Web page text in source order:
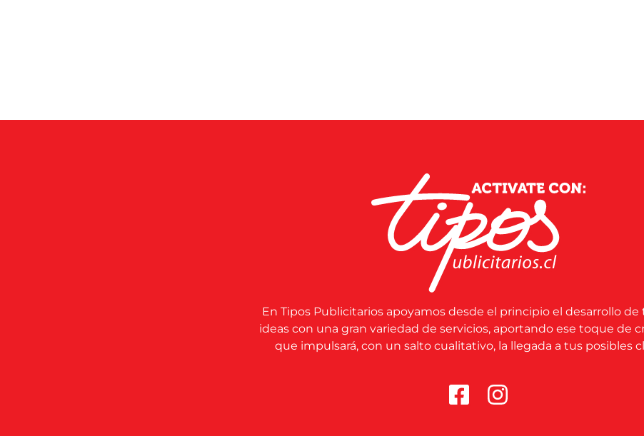
En Tipos Publicitarios apoyamos desde el principio el desarrollo de
ideas con una gran variedad de servicios, aportando ese toque de
que impulsará, con un salto cualitativo, la llegada a tus posibles